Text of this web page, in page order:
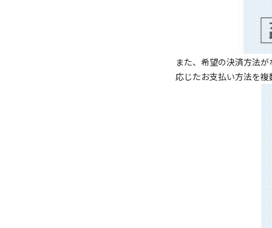
また、希望の決済方法
応じたお支払い方法を